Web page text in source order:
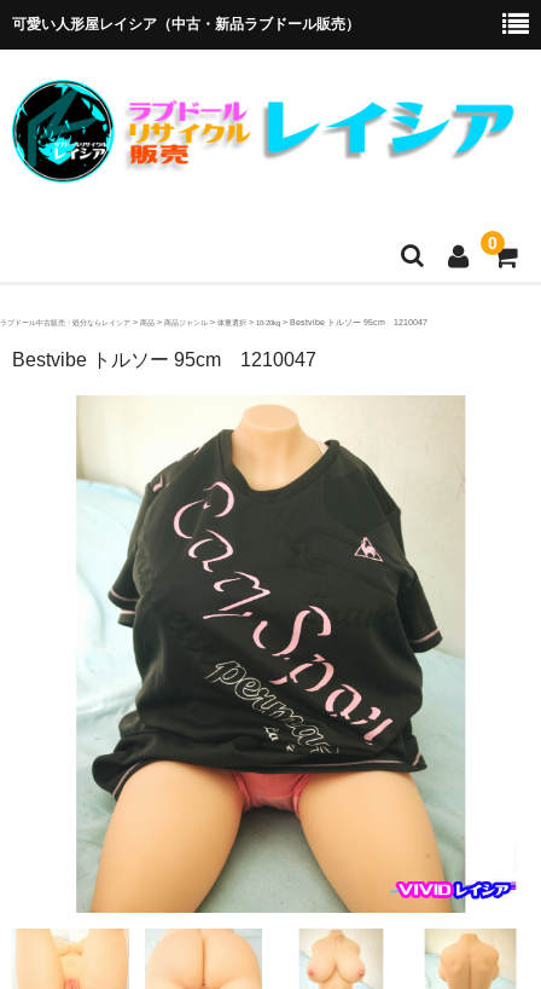
可愛い人形屋レイシア（中古・新品ラブドール販売）
0
ホーム
メーカー・販売代理店
4Woods
アルテトキオ
フレンド技研（ミクロメイド）
人造人RZR DOLL
Sino DOLL
XYcolo Doll
WM DOLL
CAT DOLL
KISS DOLL
DOLLHOUSE168
ラブドール中古販売・処分ならレイシア > 商品 > 商品ジャンル > 体重選択 > 10-20kg > Bestvibe トルソー 95cm 1210047
Bestvibe トルソー 95cm 1210047